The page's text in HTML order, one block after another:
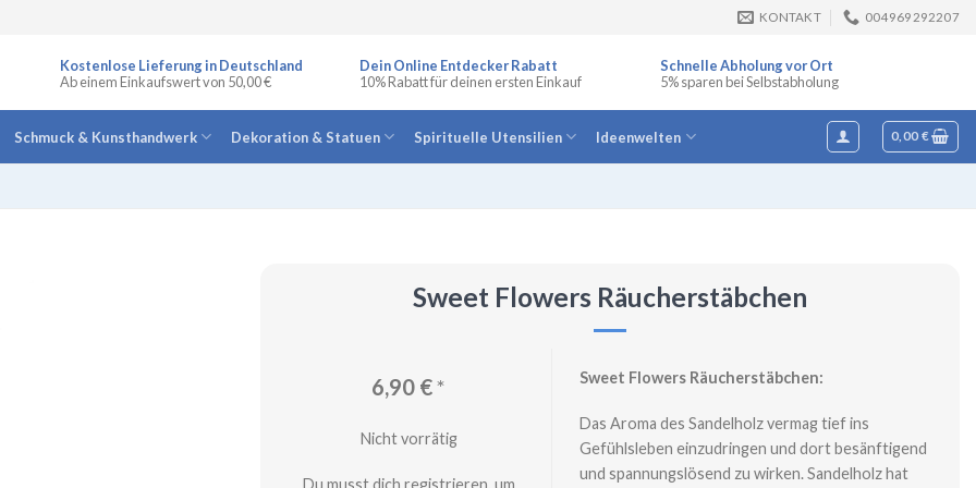
KONTAKT 004969292207
Kostenlose Lieferung in Deutschland
Ab einem Einkaufswert von 50,00 €
Dein Online Entdecker Rabatt
10% Rabatt für deinen ersten Einkauf
Schnelle Abholung vor Ort
5% sparen bei Selbstabholung
Schmuck & Kunsthandwerk Dekoration & Statuen Spirituelle Utensilien Ideenwelten 0,00 €
Sweet Flowers Räucherstäbchen
6,90 €*
Nicht vorrätig
Du musst dich registrieren, um
Sweet Flowers Räucherstäbchen:
Das Aroma des Sandelholz vermag tief ins
Gefühlsleben einzudringen und dort besänftigend
und spannungslösend zu wirken. Sandelholz hat